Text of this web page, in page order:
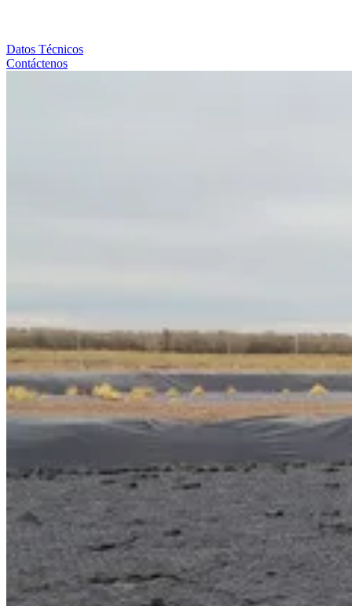
Datos Técnicos
Contáctenos